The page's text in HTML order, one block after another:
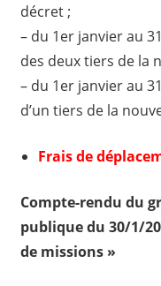
décret ;
– du 1er janvier au
des deux tiers de la
– du 1er janvier au
d’un tiers de la
Frais de
Compte-rendu du
publique du 30/1/
de missions »